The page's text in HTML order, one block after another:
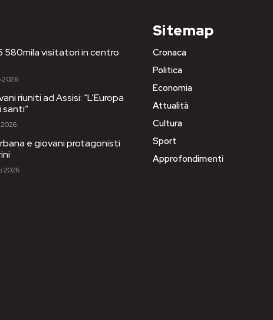
580mila visitatori in centro
2026
riuniti ad Assisi: “L’Europa
santi”
e giovani protagonisti
2026
Sitemap
Cronaca
Politica
Economia
Attualità
Cultura
Sport
Approfondimenti